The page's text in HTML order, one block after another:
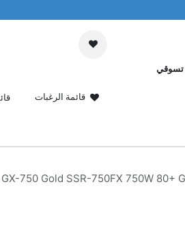
تسوقي
قائمة الرغبات
750 Gold SSR-750FX 750W 80+